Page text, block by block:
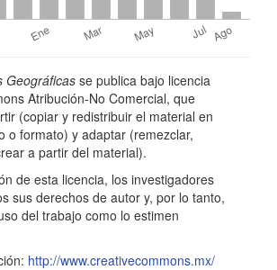
Geográficasse publica bajo licencia
Atribución-No Comercial, que
(copiar y redistribuir el material en
o formato) y adaptar (remezclar,
a partir del material).
de esta licencia, los investigadores
sus derechos de autor y, por lo tanto,
del trabajo como lo estimen
http://www.creativecommons.mx/